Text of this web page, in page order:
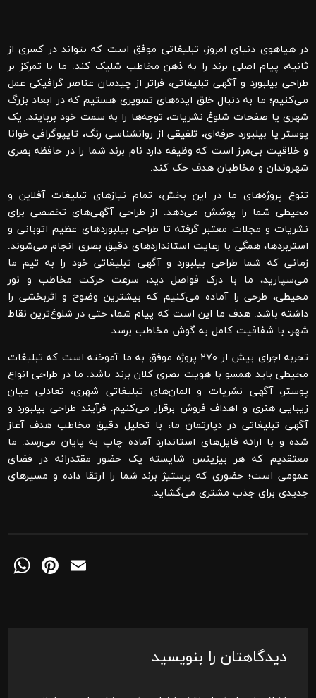
در هیاهوی دنیای امروز، تبلیغاتی موفق است که بتواند در کسری از
ثانیه، پیام اصلی برند را به ذهن مخاطب شلیک کند. ما با تمرکز بر
طراحی بیلبورد و آگهی تبلیغاتی، فراتر از چیدمان عناصر گرافیکی عمل
می‌کنیم؛ ما به دنبال خلق ایده‌های تصویری هستیم که در ابعاد بزرگ
شهری یا صفحات شلوغ نشریات، توجه‌ها را به سمت خود بربایند. یک
پوستر یا بیلبورد حرفه‌ای، تلفیقی از روانشناسی رنگ، تایپوگرافی خوانا
و خلاقیت بی‌مرز است که وظیفه دارد نام برند شما را در حافظه بصری
شهروندان و مخاطبان هدف حک کند.
تنوع پروژه‌های ما در این بخش، تمام نیازهای تبلیغات آفلاین و
محیطی شما را پوشش می‌دهد. از طراحی آگهی‌های تخصصی برای
نشریات و مجلات معتبر گرفته تا طراحی بیلبوردهای عظیم اتوبانی و
استربردها، همگی با رعایت استانداردهای دقیق بصری انجام می‌شوند.
زمانی که شما طراحی بیلبورد و آگهی تبلیغاتیخود را به تیم ما
می‌سپارید، ما با درک فواصل دید، سرعت حرکت مخاطب و نور
محیطی، طرحی را آماده می‌کنیم که بیشترین وضوح و اثربخشی را
داشته باشد. هدف ما این است که پیام شما، حتی در شلوغ‌ترین نقاط
شهر، با شفافیت کامل به گوش مخاطب برسد.
تجربه اجرای بیش از ۲۷۰ پروژه موفق به ما آموخته است که تبلیغات
محیطی باید همسو با هویت بصری کلان برند باشد. ما در طراحی انواع
پوستر، آگهی نشریات و المان‌های تبلیغاتی شهری، تعادلی میان
زیبایی هنری و اهداف فروش برقرار می‌کنیم. فرآیند طراحی بیلبورد و
آگهی تبلیغاتیدر دپارتمان ما، با تحلیل دقیق مخاطب هدف آغاز
شده و با ارائه فایل‌های استاندارد آماده چاپ به پایان می‌رسد. ما
معتقدیم که هر بیزینس شایسته یک حضور مقتدرانه در فضای
عمومی است؛ حضوری که پرستیژ برند شما را ارتقا داده و مسیرهای
جدیدی برای جذب مشتری می‌گشاید.
Email
Pinterest
دیدگاهتان را بنویسید